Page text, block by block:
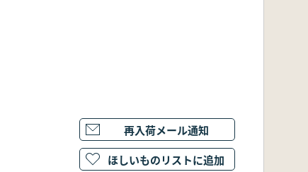
再入荷メール通知
ほしいものリストに追加